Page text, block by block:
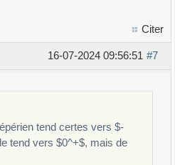
Citer
#7
16-07-2024 09:56:51
tend certes vers $-
tend vers $0^+$, mais de